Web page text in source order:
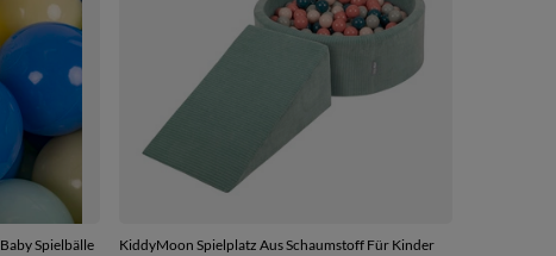
Spielbälle
KiddyMoon Spielplatz Aus Schaumstoff Für Kinder